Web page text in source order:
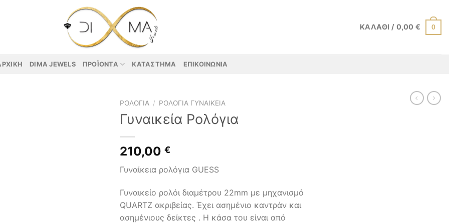
ΚΑΛΆΘΙ / 0,00€ 0
DIMA JEWELS ΠΡΟΪΌΝΤΑ ΚΑΤΆΣΤΗΜΑ ΕΠΙΚΟΙΝΩΝΊΑ
ΡΟΛΌΓΙΑ / ΡΟΛΌΓΙΑ ΓΥΝΑΙΚΕΊΑ
Γυναικεία Ρολόγια
210,00 €
Γυναίκεια ρολόγια GUESS
Γυναικείο ρολόι διαμέτρου 22mm με μηχανισμό
QUARTZ ακριβείας. Έχει ασημένιο καντράν και
ασημένιους δείκτες . Η κάσα του είναι από